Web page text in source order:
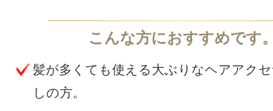
髪が多くても使える大ぶりなヘアアク
しの方。